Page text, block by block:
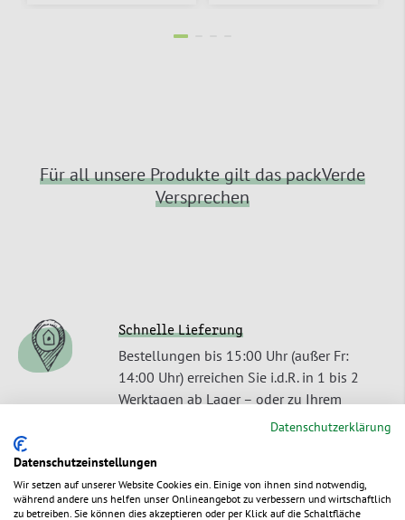
Für all unsere Produkte gilt das packVerde
Versprechen
Schnelle Lieferung
Bestellungen bis 15:00 Uhr (außer Fr:
14:00 Uhr) erreichen Sie i.d.R. in 1 bis 2
Werktagen ab Lager – oder zu Ihrem
Recyclebar
Unsere Produkte lassen sich als
Einstoffverpackungen umweltschonend
Datenschutzerklärung
Datenschutzeinstellungen
Wir setzen auf unserer Website Cookies ein. Einige von ihnen sind notwendig,
während andere uns helfen unser Onlineangebot zu verbessern und wirtschaftlich
zu betreiben. Sie können dies akzeptieren oder per Klick auf die Schaltfläche